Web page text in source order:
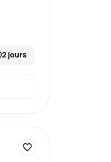
2 jours